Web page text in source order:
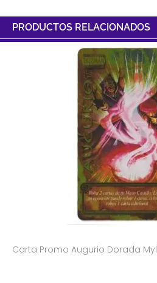
PRODUCTOS RELACIONADOS
Carta Promo Augurio Dorada Myl